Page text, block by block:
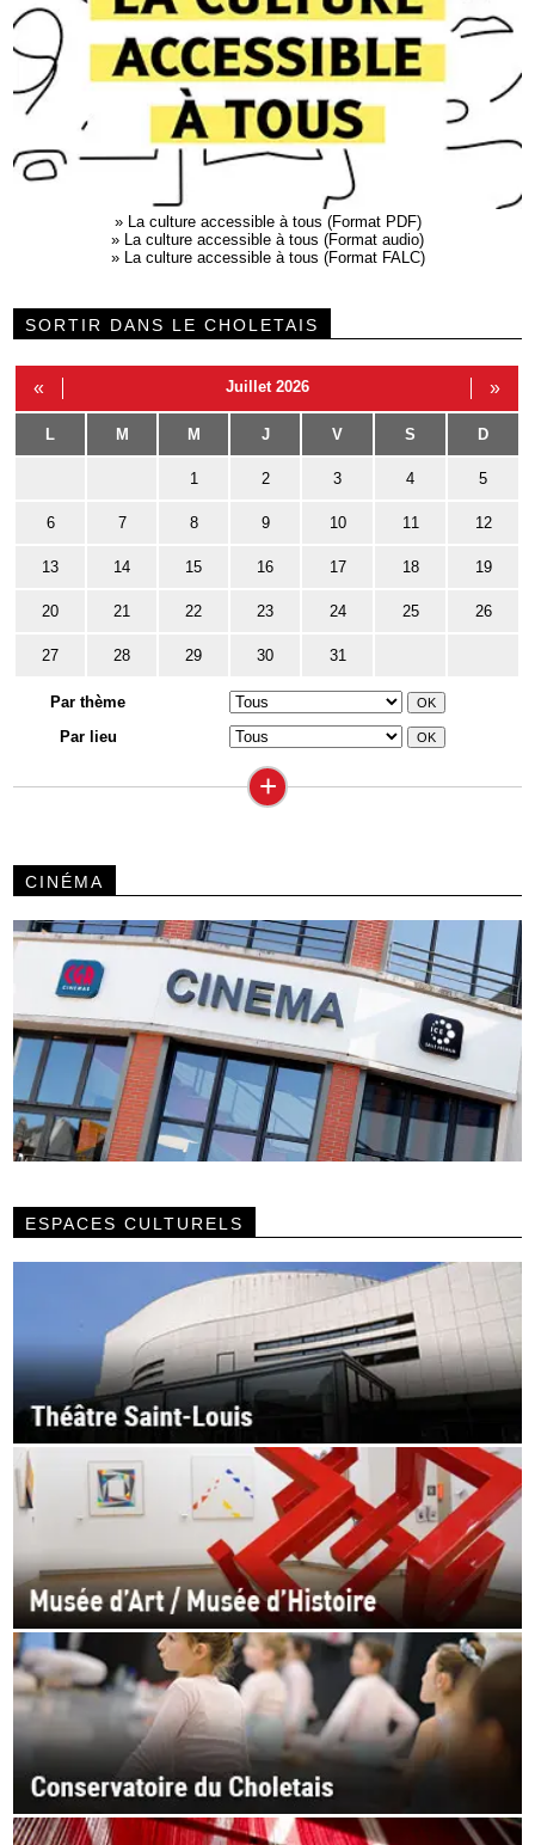
» La culture accessible à tous (Format PDF)
» La culture accessible à tous (Format audio)
» La culture accessible à tous (Format FALC)
SORTIR DANS LE CHOLETAIS
« Juillet 2026 »
L M M J V S D
1 2 3 4 5
6 7 8 9 10 11 12
13 14 15 16 17 18 19
20 21 22 23 24 25 26
27 28 29 30 31
Par thème
Par lieu
+
CINÉMA
ESPACES CULTURELS